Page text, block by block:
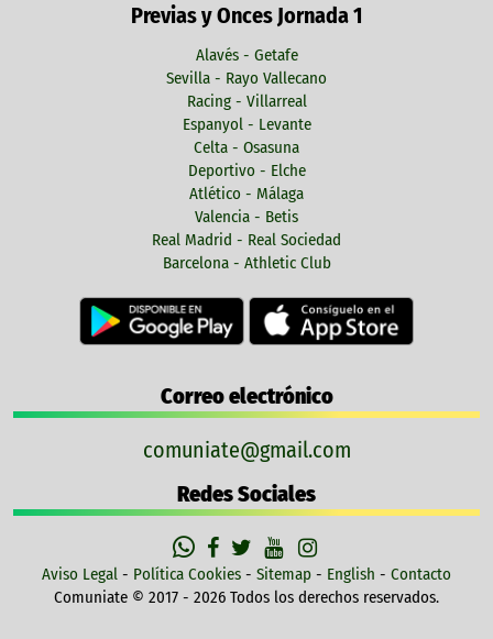
Previas y Onces Jornada 1
Alavés - Getafe
Sevilla - Rayo Vallecano
Racing - Villarreal
Espanyol - Levante
Celta - Osasuna
Deportivo - Elche
Atlético - Málaga
Valencia - Betis
Real Madrid - Real Sociedad
Barcelona - Athletic Club
Correo electrónico
comuniate@gmail.com
Redes Sociales
Aviso Legal - Política Cookies - Sitemap - English - Contacto
Comuniate © 2017 - 2026 Todos los derechos reservados.